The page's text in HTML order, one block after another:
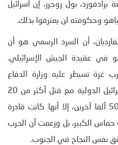
برادفورد، بول روجرز، إن اسرائيل
وحكومته لن يعترفوا بذلك.
أن السرد الرسمي هو أن
عقيدة الجيش الإسرائيلي.
غزة تسيطر عليه وزارة الدفاع
الإسرائيلية، رغم تراجع سمعة إسرائيل الدولية مع قتل أكثر من 20
ألف فلسطيني وجرح أكثر من 50 ألفا آخرين، إلا أنها كانت قادرة
الكبير، بل وزعمت أن الحرب
نفس النجاح في الجنوب.